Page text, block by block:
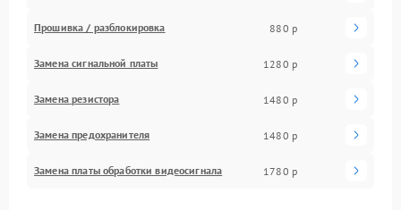
Прошивка / разблокировка 880 р
Замена сигнальной платы 1280 р
Замена резистора 1480 р
Замена предохранителя 1480 р
Замена платы обработки видеосигнала 1780 р